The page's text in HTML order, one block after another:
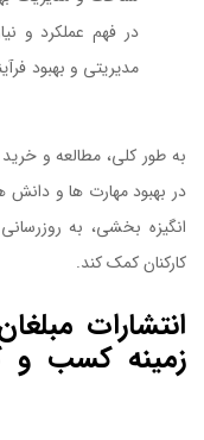
در فهم عملکرد و
مدیریتی و بهبود
به طور کلی، مطالعه و
در بهبود مهارت ها و دانش
انگیزه بخشی، به
کارکنان کمک کند.
انتشارات
زمینه کسب و
کارتان تمام است